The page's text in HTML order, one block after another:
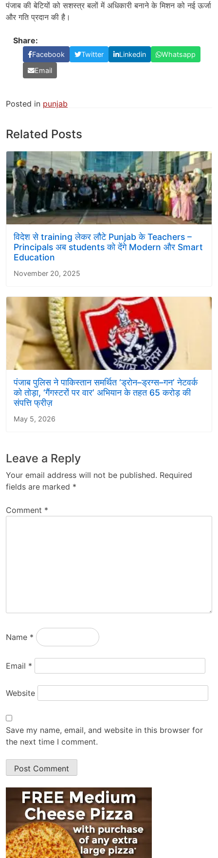
पंजाब की बेटियों को सशस्त्र बलों में अधिकारी बनाने के मिशन को नई ऊर्जा
और गति प्रदान की है।
Share:
Facebook Twitter Linkedin
Whatsapp
Email
Posted in punjab
Related Posts
विदेश से training लेकर लौटे Punjab के Teachers –
Principals अब students को देंगे Modern और Smart
Education
November 20, 2025
पंजाब पुलिस ने पाकिस्तान समर्थित ‘ड्रोन–ड्रग्स–गन’ नेटवर्क
को तोड़ा, ‘गैंगस्टरों पर वार’ अभियान के तहत 65 करोड़ की
संपत्ति फ्रीज़
May 5, 2026
Leave a Reply
Your email address will not be published. Required
fields are marked *
Comment *
Name *
Email *
Website
Save my name, email, and website in this browser for
the next time I comment.